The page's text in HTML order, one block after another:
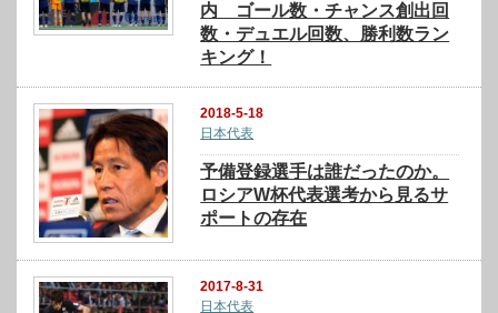
内 ゴール数・チャンス創出回
数・デュエル回数、勝利数ラン
キング！
2018-5-18
日本代表
予備登録選手は誰だったのか。
ロシアW杯代表選考から見るサ
ポートの存在
2017-8-31
日本代表